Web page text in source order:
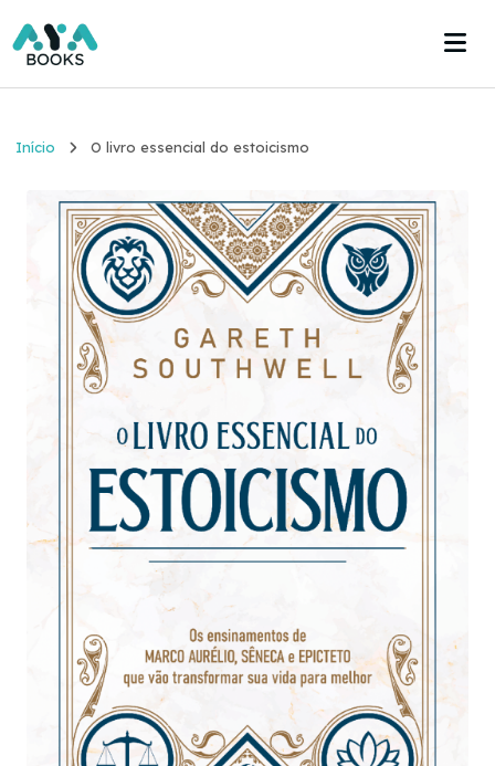
Acervo
Acesse agora
Início O livro essencial do estoicismo